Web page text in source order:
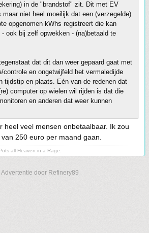
in de "brandstof" zit. Dit met EV
niet heel moeilijk dat een (verzegelde)
opgenomen kWhs registreert die kan
ook bij zelf opwekken - (na)betaald te
dat dit dan weer gepaard gaat met
controle en ongetwijfeld het vermaledijde
tijdstip en plaats. Eén van de redenen dat
computer op wielen wil rijden is dat die
en anderen dat weer kunnen
heel veel mensen onbetaalbaar. Ik zou
250 euro per maand gaan.
all Heaven in a Rage.
door Refinery89